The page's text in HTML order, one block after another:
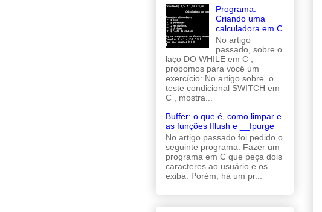
Programa:
Criando uma
calculadora em C
No artigo
passado, sobre o
laço DO WHILE em C ,
propomos para você um
exercício: No artigo sobre o
teste condicional SWITCH em
C , mostra...
Buffer: o que é, como limpar e
as funções fflush e __fpurge
No artigo passado foi pedido o
seguinte programa: Fazer um
programa em C que peça dois
caracteres ao usuário e os
exiba. Porém, há um pr...